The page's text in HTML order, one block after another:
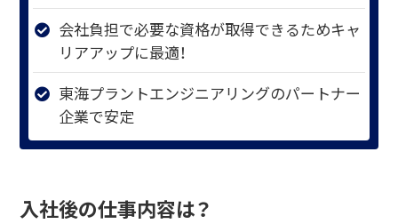
会社負担で必要な資格が取得できるためキャ
リアアップに最適！
東海プラントエンジニアリングのパートナー
企業で安定
入社後の仕事内容は？